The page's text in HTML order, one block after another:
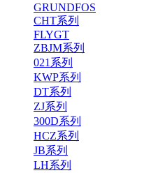
GRUNDFOS
CHT系列
FLYGT
ZBJM系列
021系列
KWP系列
DT系列
ZJ系列
300D系列
HCZ系列
JB系列
LH系列